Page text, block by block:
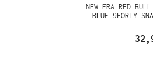
NEW ERA RED
BLUE 9FORTY